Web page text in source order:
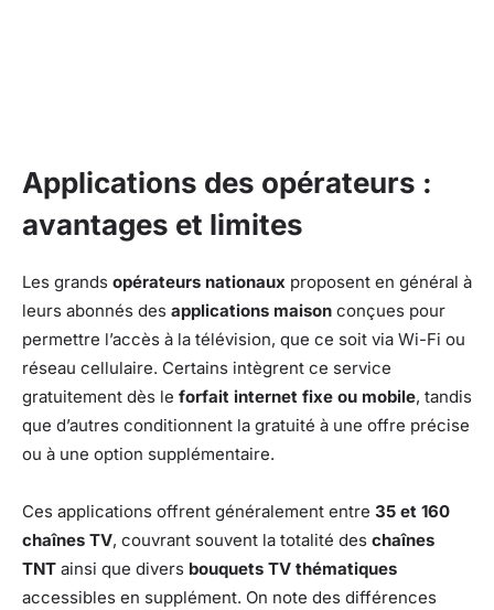
Applications des opérateurs :
avantages et limites
Les grands opérateurs nationaux proposent en général à
leurs abonnés des applications maison conçues pour
permettre l’accès à la télévision, que ce soit via Wi-Fi ou
réseau cellulaire. Certains intègrent ce service
gratuitement dès le forfait internet fixe ou mobile, tandis
que d’autres conditionnent la gratuité à une offre précise
ou à une option supplémentaire.
Ces applications offrent généralement entre 35 et 160
chaînes TV, couvrant souvent la totalité des chaînes
TNT ainsi que divers bouquets TV thématiques
accessibles en supplément. On note des différences